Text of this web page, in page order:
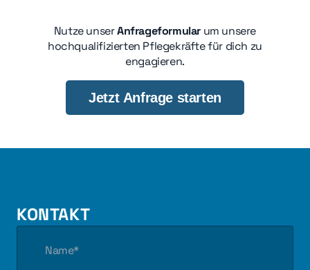
Nutze unserAnfrageformular um unsere
hochqualifizierten Pflegekräfte für dich zu
engagieren.
Jetzt Anfrage starten
KONTAKT